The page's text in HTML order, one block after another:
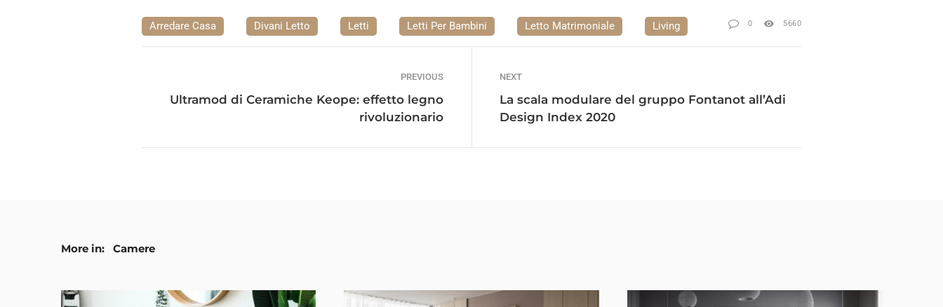
Arredare Casa Divani Letto Letti Letti Per Bambini Letto Matrimoniale Living 0 5660
PREVIOUS
Ultramod di Ceramiche Keope: effetto legno
rivoluzionario
NEXT
La scala modulare del gruppo Fontanot all’Adi
Design Index 2020
More in: Camere